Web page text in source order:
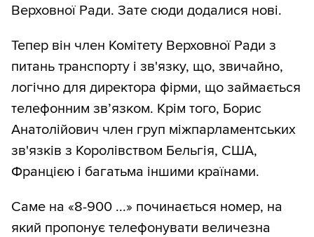
Верховної Ради. Зате сюди додалися нові.
Тепер він член Комітету Верховної Ради з
питань транспорту і зв'язку, що, звичайно,
логічно для директора фірми, що займається
телефонним зв’язком. Крім того, Борис
Анатолійович член груп міжпарламентських
зв'язків з Королівством Бельгія, США,
Францією і багатьма іншими країнами.
Саме на «8-900 ...» починається номер, на
який пропонує телефонувати величезна